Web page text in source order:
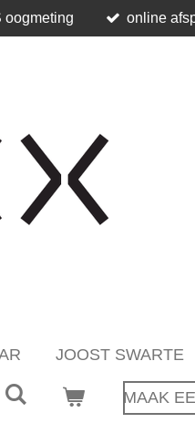
oogmeting online
JOOST SWARTE
MAAK